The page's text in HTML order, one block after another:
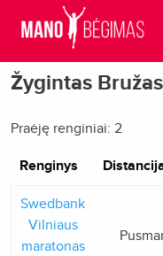
Žygintas Bružas
Praėję renginiai: 2
Renginys
Swedbank
Vilniaus
maratonas